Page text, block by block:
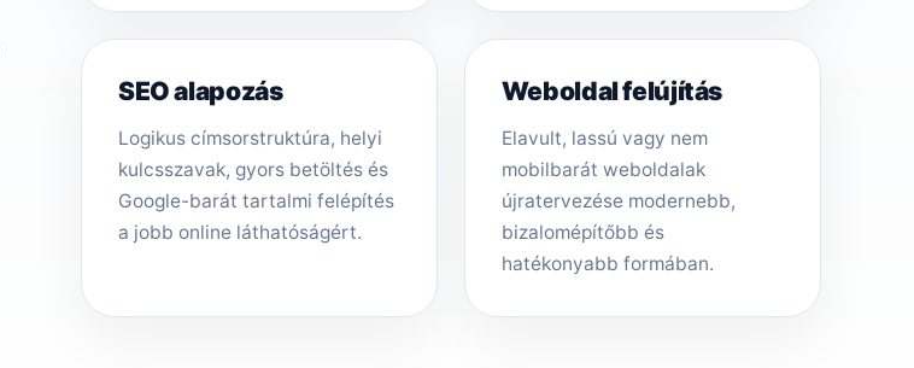
SEO alapozás
Logikus címsorstruktúra, helyi
kulcsszavak, gyors betöltés és
Google-barát tartalmi felépítés
a jobb online láthatóságért.
Weboldal felújítás
Elavult, lassú vagy nem
mobilbarát weboldalak
újratervezése modernebb,
bizalomépítőbb és
hatékonyabb formában.